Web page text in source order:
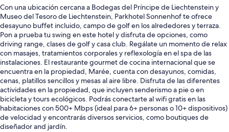
Con una ubicación cercana a Bodegas del Príncipe de Liechtenstein y
Museo del Tesoro de Liechtenstein, Parkhotel Sonnenhof te ofrece
desayuno buffet incluido, campo de golf en los alrededores y terraza.
Pon a prueba tu swing en este hotel y disfruta de opciones, como
driving range, clases de golf y casa club. Regálate un momento de relax
con masajes, tratamientos corporales y reflexología en el spa de las
instalaciones. El restaurante gourmet de cocina internacional que se
encuentra en la propiedad, Marée, cuenta con desayunos, comidas,
cenas, platillos sencillos y mesas al aire libre. Disfruta de las diferentes
actividades en la propiedad, que incluyen senderismo a pie o en
bicicleta y tours ecológicos. Podrás conectarte al wifi gratis en las
habitaciones con 500+ Mbps (ideal para 6+ personas o 10+ dispositivos)
de velocidad y encontrarás diversos servicios, como boutiques de
diseñador and jardín.